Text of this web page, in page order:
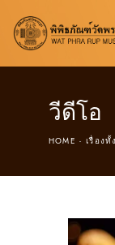
วีดีโอ
HOME เรื่อง